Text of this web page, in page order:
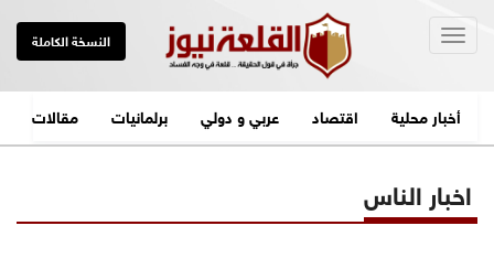
النسخة الكاملة
أخبار محلية اقتصاد عربي و دولي برلمانيات مقالات
اخبار الناس